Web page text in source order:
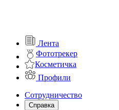
Лента
Фототрекер
Косметичка
Профили
Сотрудничество
Справка